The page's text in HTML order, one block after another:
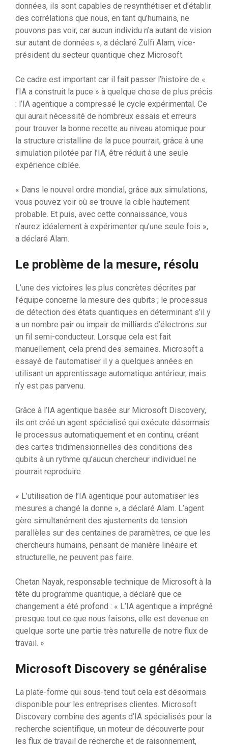
données, ils sont capables de resynthétiser et d’établir
des corrélations que nous, en tant qu’humains, ne
pouvons pas voir, car aucun individu n’a autant de vision
sur autant de données », a déclaré Zulfi Alam, vice-
président du secteur quantique chez Microsoft.
Ce cadre est important car il fait passer l’histoire de «
l’IA a construit la puce » à quelque chose de plus précis
: l’IA agentique a compressé le cycle expérimental. Ce
qui aurait nécessité de nombreux essais et erreurs
pour trouver la bonne recette au niveau atomique pour
la structure cristalline de la puce pourrait, grâce à une
simulation pilotée par l’IA, être réduit à une seule
expérience ciblée.
« Dans le nouvel ordre mondial, grâce aux simulations,
vous pouvez voir où se trouve la cible hautement
probable. Et puis, avec cette connaissance, vous
n’aurez idéalement à expérimenter qu’une seule fois »,
a déclaré Alam.
Le problème de la mesure, résolu
L’une des victoires les plus concrètes décrites par
l’équipe concerne la mesure des qubits ; le processus
de détection des états quantiques en déterminant s’il y
a un nombre pair ou impair de milliards d’électrons sur
un fil semi-conducteur. Lorsque cela est fait
manuellement, cela prend des semaines. Microsoft a
essayé de l’automatiser il y a quelques années en
utilisant un apprentissage automatique antérieur, mais
n’y est pas parvenu.
Grâce à l’IA agentique basée sur Microsoft Discovery,
ils ont créé un agent spécialisé qui exécute désormais
le processus automatiquement et en continu, créant
des cartes tridimensionnelles des conditions des
qubits à un rythme qu’aucun chercheur individuel ne
pourrait reproduire.
« L’utilisation de l’IA agentique pour automatiser les
mesures a changé la donne », a déclaré Alam. L’agent
gère simultanément des ajustements de tension
parallèles sur des centaines de paramètres, ce que les
chercheurs humains, pensant de manière linéaire et
structurelle, ne peuvent pas faire.
Chetan Nayak, responsable technique de Microsoft à la
tête du programme quantique, a déclaré que ce
changement a été profond : « L’IA agentique a imprégné
presque tout ce que nous faisons, elle est devenue en
quelque sorte une partie très naturelle de notre flux de
travail. »
Microsoft Discovery se généralise
La plate-forme qui sous-tend tout cela est désormais
disponible pour les entreprises clientes. Microsoft
Discovery combine des agents d’IA spécialisés pour la
recherche scientifique, un moteur de découverte pour
les flux de travail de recherche et de raisonnement,